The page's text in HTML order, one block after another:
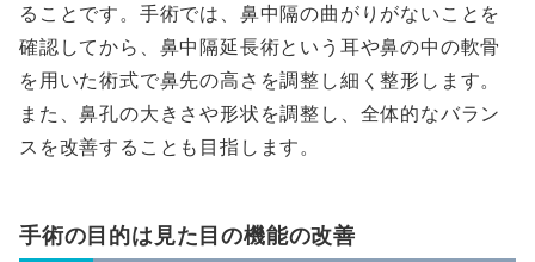
ることです。手術では、鼻中隔の曲がりがないことを
確認してから、鼻中隔延長術という耳や鼻の中の軟骨
を用いた術式で鼻先の高さを調整し細く整形します。
また、鼻孔の大きさや形状を調整し、全体的なバラン
スを改善することも目指します。
手術の目的は見た目の機能の改善